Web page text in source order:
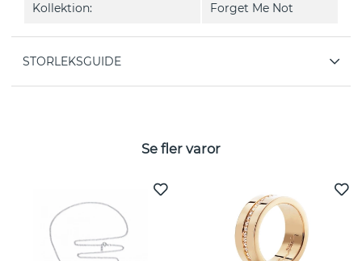
Kollektion: Forget Me Not
STORLEKSGUIDE
Se fler varor